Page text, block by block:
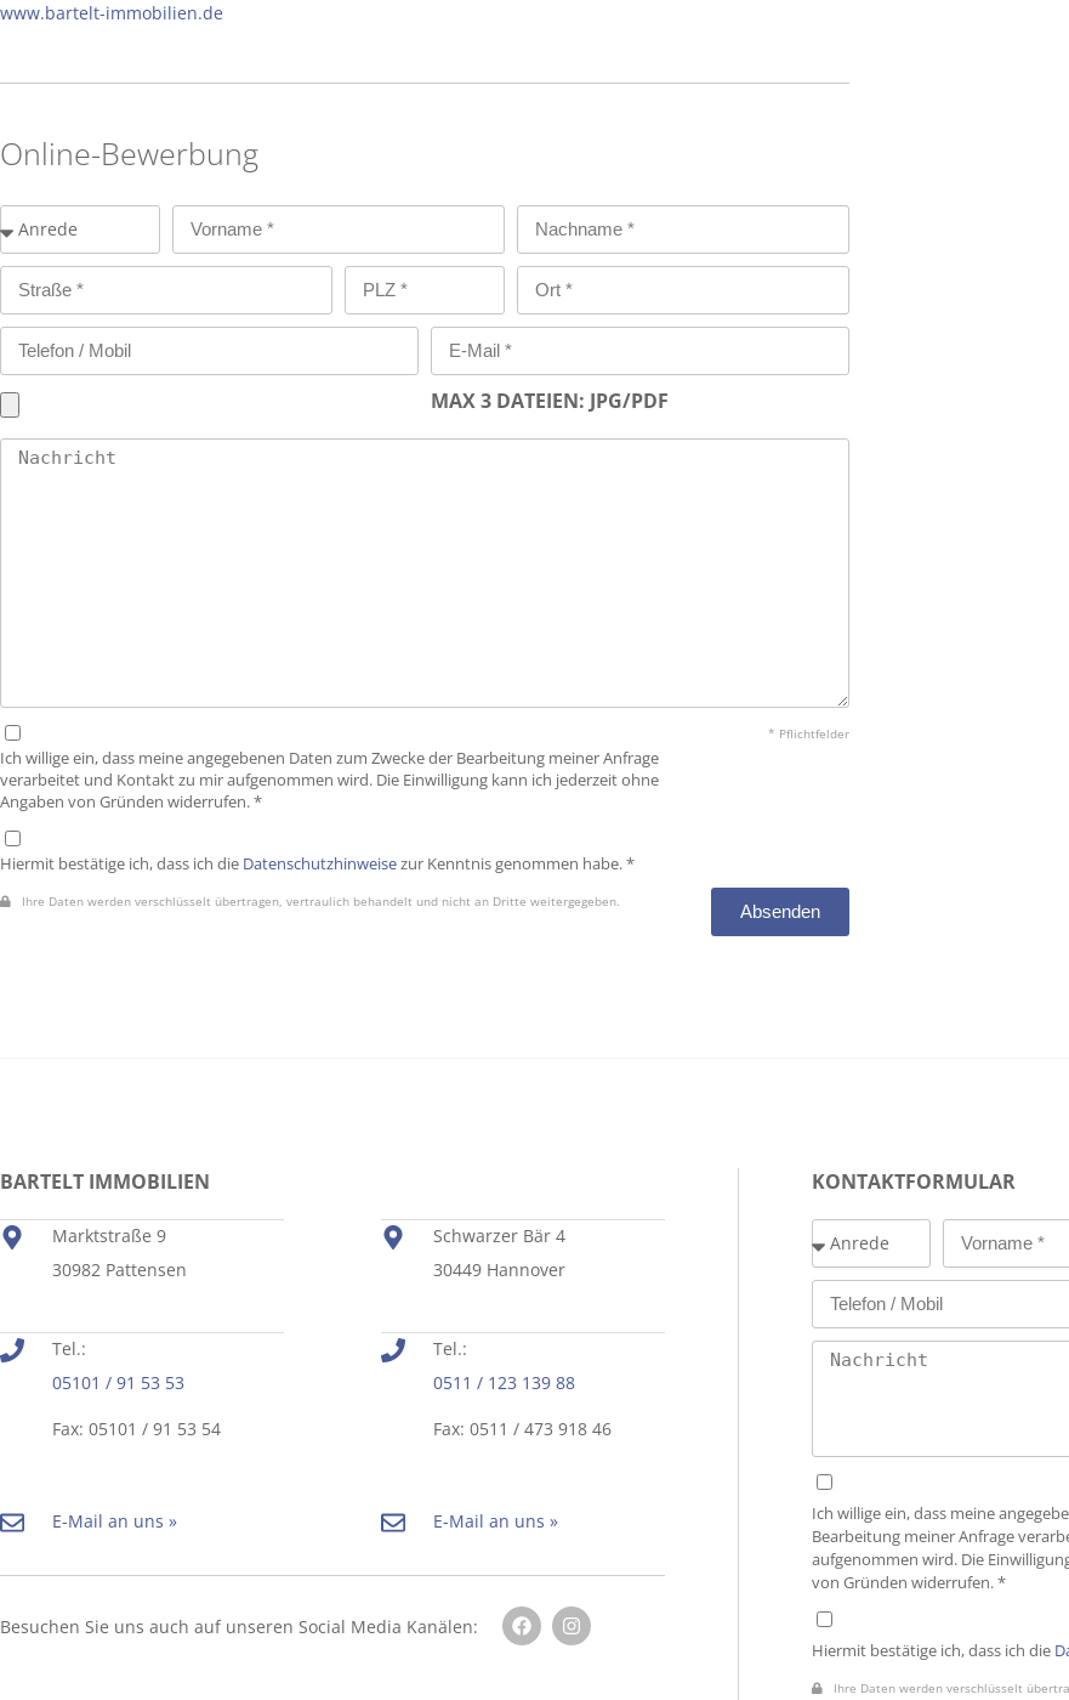
www.bartelt-immobilien.de
Online-Bewerbung
MAX 3 DATEIEN: JPG/PDF
Ich willige ein, dass meine angegebenen Daten zum Zwecke der Bearbeitung meiner Anfrage
verarbeitet und Kontakt zu mir aufgenommen wird. Die Einwilligung kann ich jederzeit ohne
Angaben von Gründen widerrufen. *
* Pflichtfelder
Hiermit bestätige ich, dass ich die Datenschutzhinweisezur Kenntnis genommen habe. *
Ihre Daten werden verschlüsselt übertragen, vertraulich behandelt und nicht an Dritte weitergegeben. Absenden
BARTELT IMMOBILIEN
Marktstraße 9
30982 Pattensen
Tel.:
05101 / 91 53 53
Fax: 05101 / 91 53 54
E-Mail an uns »
Schwarzer Bär 4
30449 Hannover
Tel.:
0511 / 123 139 88
Fax: 0511 / 473 918 46
E-Mail an uns »
Besuchen Sie uns auch auf unseren Social Media Kanälen:
KONTAKTFORMULAR
Ich willige ein, dass meine
Bearbeitung meiner Anfrage
aufgenommen wird. Die
von Gründen widerrufen. *
Hiermit bestätige ich, dass ich die
Ihre Daten werden verschlüsselt